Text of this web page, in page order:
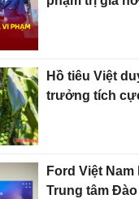
Hồ tiêu Việt
trưởng tích
Ford Việt
Trung tâm